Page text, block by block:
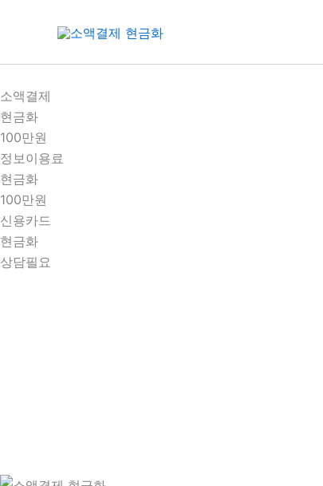
건
너
뛰
기
소액결제
현금화
100만원
정보이용료
현금화
100만원
신용카드
현금화
상담필요